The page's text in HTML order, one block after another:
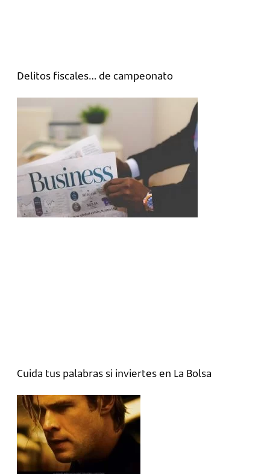
Delitos fiscales… de campeonato
Cuida tus palabras si inviertes en La Bolsa